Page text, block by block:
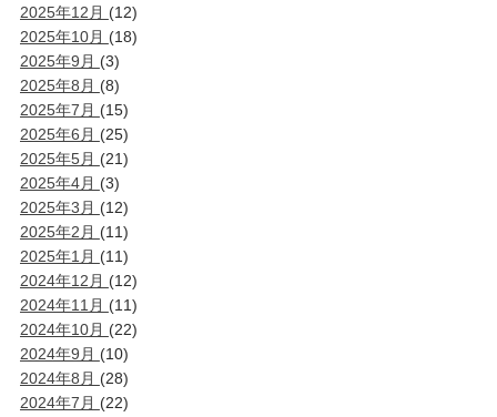
2025年12月 (12)
2025年10月 (18)
2025年9月 (3)
2025年8月 (8)
2025年7月 (15)
2025年6月 (25)
2025年5月 (21)
2025年4月 (3)
2025年3月 (12)
2025年2月 (11)
2025年1月 (11)
2024年12月 (12)
2024年11月 (11)
2024年10月 (22)
2024年9月 (10)
2024年8月 (28)
2024年7月 (22)